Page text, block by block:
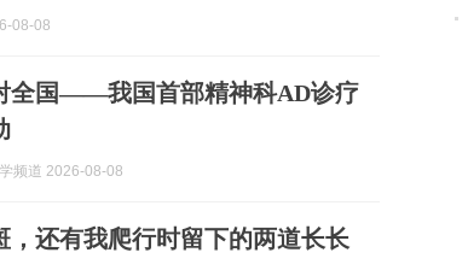
08-08
全国——我国首部精神科AD诊疗
频道 2026-08-08
，还有我爬行时留下的两道长长